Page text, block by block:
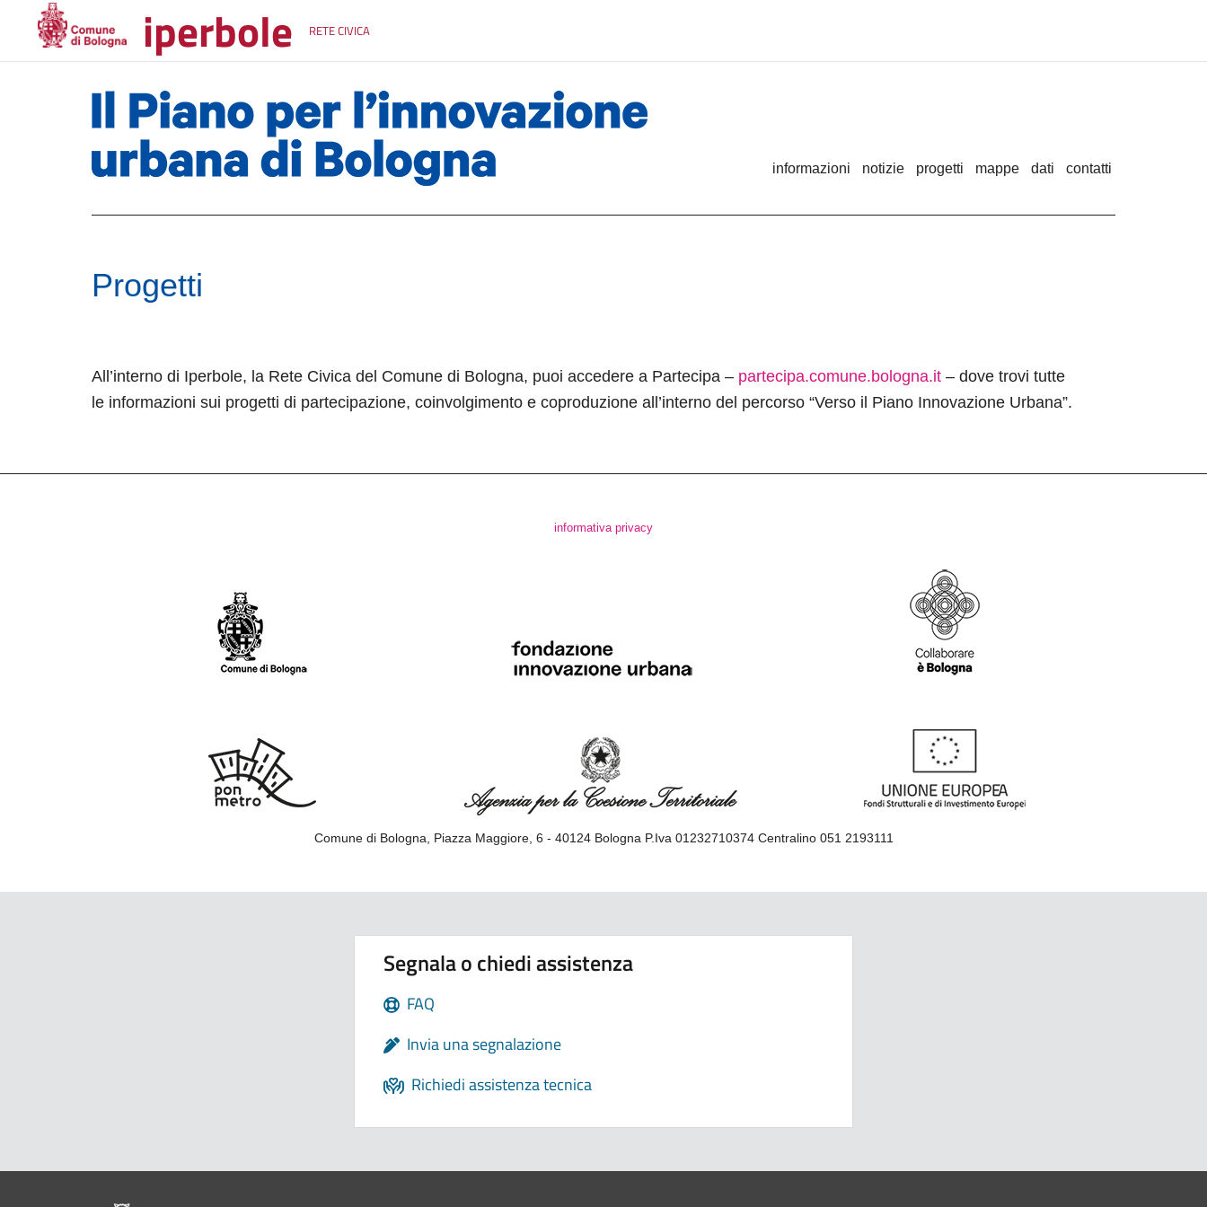
iperbole RETE CIVICA
informazioni notizie progetti mappe dati contatti
Progetti
All’interno di Iperbole, la Rete Civica del Comune di Bologna, puoi accedere a Partecipa – partecipa.comune.bologna.it – dove trovi tutte
le informazioni sui progetti di partecipazione, coinvolgimento e coproduzione all’interno del percorso “Verso il Piano Innovazione Urbana”.
informativa privacy
Comune di Bologna, Piazza Maggiore, 6 - 40124 Bologna P.Iva 01232710374 Centralino 051 2193111
Segnala o chiedi assistenza
FAQ
Invia una segnalazione
Richiedi assistenza tecnica